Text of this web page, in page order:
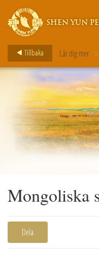
SHEN YUN
Tillbaka Lär dig mer >
Mongoliska
Dela